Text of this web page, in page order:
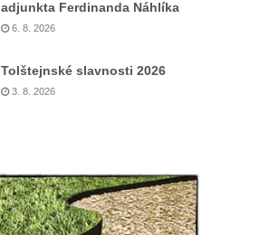
adjunkta Ferdinanda Náhlíka
6. 8. 2026
Tolštejnské slavnosti 2026
3. 8. 2026